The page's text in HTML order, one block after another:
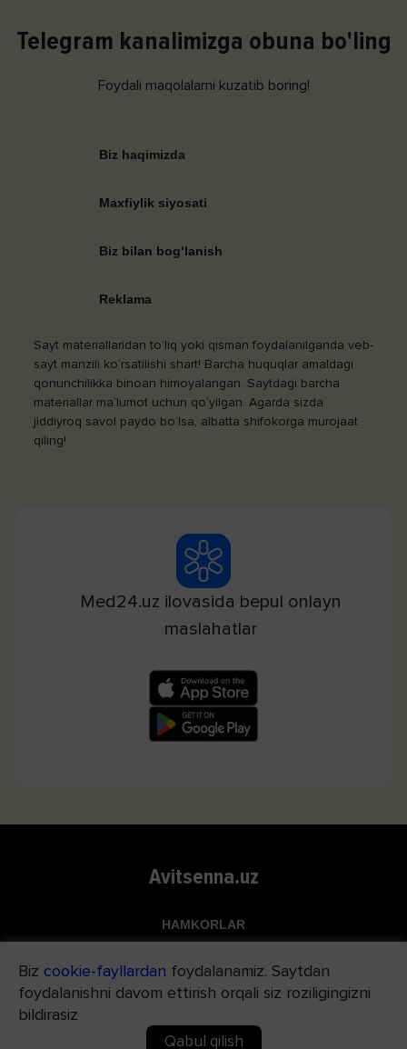
Telegram kanalimizga obuna bo'ling
Foydali maqolalarni kuzatib boring!
Biz haqimizda
Maxfiylik siyosati
Biz bilan bog‘lanish
Reklama
Sayt materiallaridan to‘liq yoki qisman foydalanilganda veb-
sayt manzili ko‘rsatilishi shart! Barcha huquqlar amaldagi
qonunchilikka binoan himoyalangan. Saytdagi barcha
materiallar ma’lumot uchun qo‘yilgan. Agarda sizda
jiddiyroq savol paydo bo‘lsa, albatta shifokorga murojaat
qiling!
Med24.uz ilovasida bepul onlayn
maslahatlar
Avitsenna.uz
HAMKORLAR
Apteka.uz
Med24.uz
Biz cookie-fayllardan foydalanamiz. Saytdan
foydalanishni davom ettirish orqali siz roziligingizni
bildirasiz
Qabul qilish